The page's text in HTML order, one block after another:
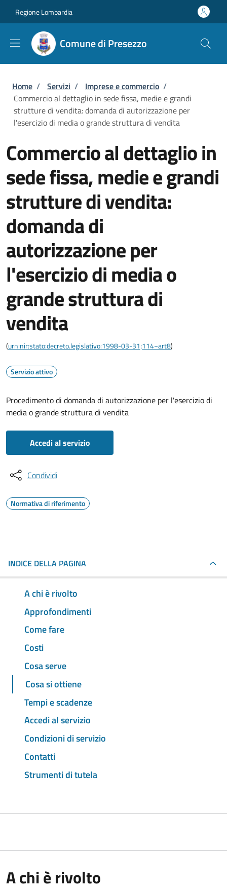
Regione Lombardia
Comune di Presezzo
Briciole di pane
Home / Servizi / Imprese e commercio /
Commercio al dettaglio in sede fissa, medie e grandi
strutture di vendita: domanda di autorizzazione per
l'esercizio di media o grande struttura di vendita
Commercio al dettaglio in
sede fissa, medie e grandi
strutture di vendita:
domanda di
autorizzazione per
l'esercizio di media o
grande struttura di
vendita
(urn:nir:stato:decreto.legislativo:1998-03-31;114~art8)
Servizio attivo
Procedimento di domanda di autorizzazione per l'esercizio di
media o grande struttura di vendita
Accedi al servizio
Condividi
Normativa di riferimento
INDICE DELLA PAGINA
A chi è rivolto
Approfondimenti
Come fare
Costi
Cosa serve
Cosa si ottiene
Tempi e scadenze
Accedi al servizio
Condizioni di servizio
Contatti
Strumenti di tutela
A chi è rivolto